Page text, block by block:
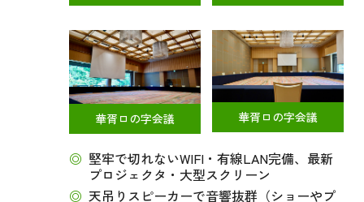
華胥ロの字会議 華胥ロの字会議
◎ 堅牢で切れないWIFI・有線LAN完備、最新
プロジェクタ・大型スクリーン
◎ 天吊りスピーカーで音響抜群（ショーやプ